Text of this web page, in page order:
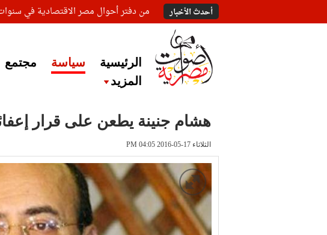
أحدث الأخبار من دفتر أحوال مصر الاقتصادية في سنوات
الرئيسية سياسة مجتمع
المزيد
هشام جنينة يطعن على قرار
الثلاثاء 17-05-2016 PM 04:05